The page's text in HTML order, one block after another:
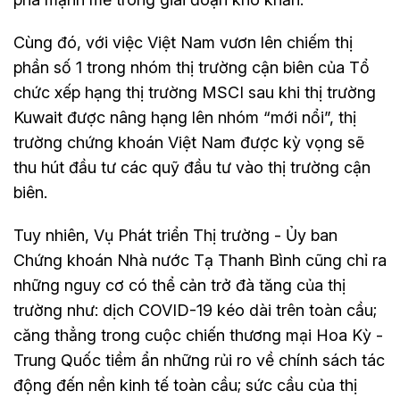
Cùng đó, với việc Việt Nam vươn lên chiếm thị
phần số 1 trong nhóm thị trường cận biên của Tổ
chức xếp hạng thị trường MSCI sau khi thị trường
Kuwait được nâng hạng lên nhóm “mới nổi”, thị
trường chứng khoán Việt Nam được kỳ vọng sẽ
thu hút đầu tư các quỹ đầu tư vào thị trường cận
biên.
Tuy nhiên, Vụ Phát triển Thị trường - Ủy ban
Chứng khoán Nhà nước Tạ Thanh Bình cũng chỉ ra
những nguy cơ có thể cản trở đà tăng của thị
trường như: dịch COVID-19 kéo dài trên toàn cầu;
căng thẳng trong cuộc chiến thương mại Hoa Kỳ -
Trung Quốc tiềm ẩn những rủi ro về chính sách tác
động đến nền kinh tế toàn cầu; sức cầu của thị